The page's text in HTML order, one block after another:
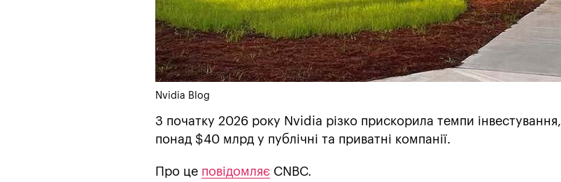
Nvidia Blog
З початку 2026 року Nvidia різко прискорила темпи
понад $40 млрд у публічні та приватні компанії.
Про це повідомляє CNBC.